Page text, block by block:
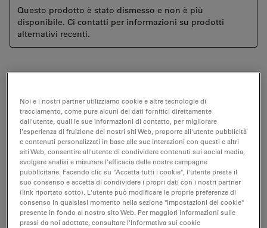
Questo prodotto è stato dismesso e non è più
disponibile. Ci contatti per informazioni su prodotti
alternativi recenti.
Brochure or flyer
M525 OH4
BROCHURE OR FLYER
Noi e i nostri partner utilizziamo cookie e altre tecnologie di
tracciamento, come pure alcuni dei dati fornitici direttamente
dall'utente, quali le sue informazioni di contatto, per migliorare
l'esperienza di fruizione dei nostri siti Web, proporre all'utente pubblicità
e contenuti personalizzati in base alle sue interazioni con questi e altri
siti Web, consentire all'utente di condividere contenuti sui social media,
svolgere analisi e misurare l'efficacia delle nostre campagne
pubblicitarie. Facendo clic su "Accetta tutti i cookie", l'utente presta il
suo consenso e accetta di condividere i propri dati con i nostri partner
(link riportato sotto). L'utente può modificare le proprie preferenze di
consenso in qualsiasi momento nella sezione "Impostazioni dei cookie"
presente in fondo al nostro sito Web. Per maggiori informazioni sulle
prassi da noi adottate, consultare l'Informativa sui cookie